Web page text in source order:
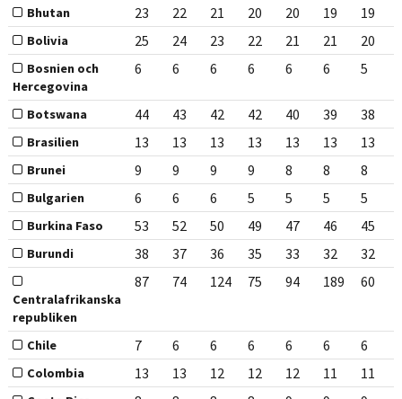
Bhutan 23 22 21 20 20 19 19
Bolivia 25 24 23 22 21 21 20
Bosnien och
Hercegovina
6 6 6 6 6 6 5
Botswana 44 43 42 42 40 39 38
Brasilien 13 13 13 13 13 13 13
Brunei 9 9 9 9 8 8 8
Bulgarien 6 6 6 5 5 5 5
Burkina Faso 53 52 50 49 47 46 45
Burundi 38 37 36 35 33 32 32
Centralafrikanska
republiken
87 74 124 75 94 189 60
Chile 7 6 6 6 6 6 6
Colombia 13 13 12 12 12 11 11